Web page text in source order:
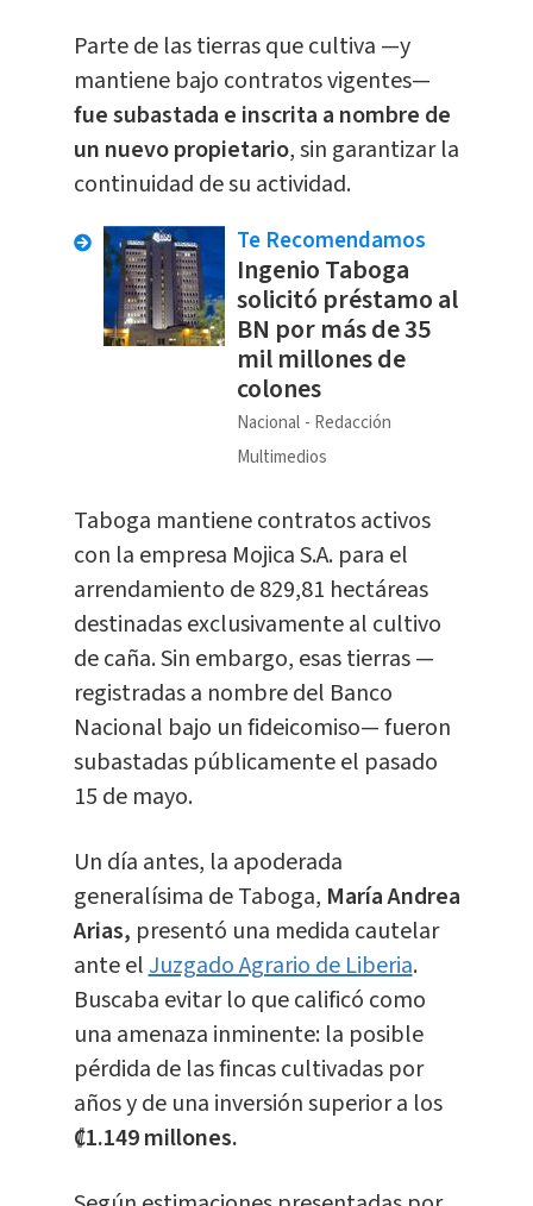
Parte de las tierras que cultiva —y
mantiene bajo contratos vigentes—
fue subastada e inscrita a nombre de
un nuevo propietario, sin garantizar la
continuidad de su actividad.
Te Recomendamos
Ingenio Taboga
solicitó préstamo al
BN por más de 35
mil millones de
colones
Nacional
Redacción
Multimedios
Taboga mantiene contratos activos
con la empresa Mojica S.A. para el
arrendamiento de 829,81 hectáreas
destinadas exclusivamente al cultivo
de caña. Sin embargo, esas tierras —
registradas a nombre del Banco
Nacional bajo un fideicomiso— fueron
subastadas públicamente el pasado
15 de mayo.
Un día antes, la apoderada
generalísima de Taboga, María Andrea
Arias, presentó una medida cautelar
ante elJuzgado Agrario de Liberia.
Buscaba evitar lo que calificó como
una amenaza inminente: la posible
pérdida de las fincas cultivadas por
años y de una inversión superior a los
₡1.149 millones.